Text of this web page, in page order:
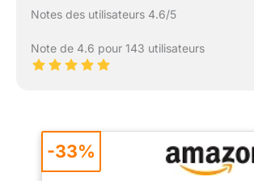
Notes des utilisateurs 4.6/5
Note de 4.6 pour 143 utilisateurs
-33%